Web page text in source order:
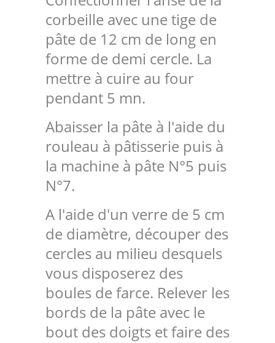
corbeille avec une tige de
pâte de 12 cm de long en
forme de demi cercle. La
mettre à cuire au four
pendant 5 mn.
Abaisser la pâte à l'aide du
rouleau à pâtisserie puis à
la machine à pâte N°5 puis
N°7.
A l'aide d'un verre de 5 cm
de diamètre, découper des
cercles au milieu desquels
vous disposerez des
boules de farce. Relever les
bords de la pâte avec le
bout des doigts et faire des